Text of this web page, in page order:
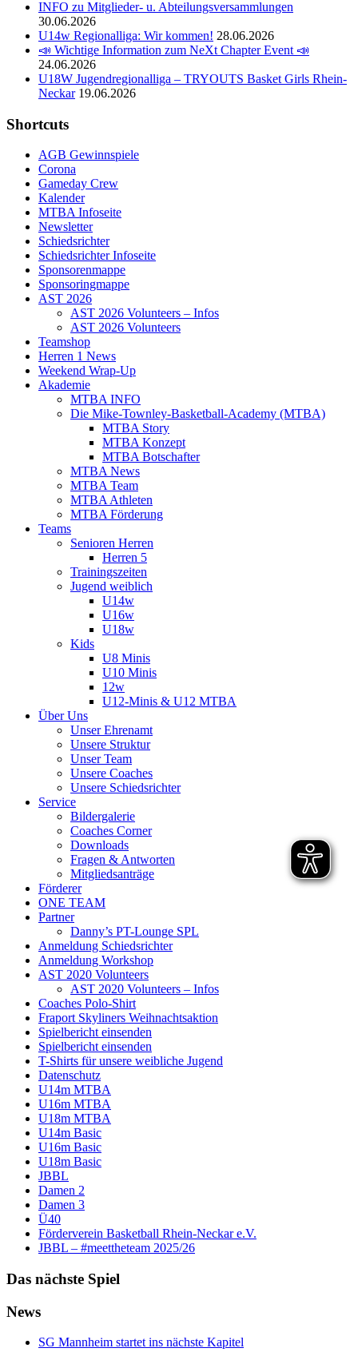
INFO zu Mitglieder- u. Abteilungsversammlungen
30.06.2026
U14w Regionalliga: Wir kommen! 28.06.2026
📣 Wichtige Information zum NeXt Chapter Event 📣
24.06.2026
U18W Jugendregionalliga – TRYOUTS Basket Girls Rhein-
Neckar 19.06.2026
Shortcuts
AGB Gewinnspiele
Corona
Gameday Crew
Kalender
MTBA Infoseite
Newsletter
Schiedsrichter
Schiedsrichter Infoseite
Sponsorenmappe
Sponsoringmappe
AST 2026
AST 2026 Volunteers – Infos
AST 2026 Volunteers
Teamshop
Herren 1 News
Weekend Wrap-Up
Akademie
MTBA INFO
Die Mike-Townley-Basketball-Academy (MTBA)
MTBA Story
MTBA Konzept
MTBA Botschafter
MTBA News
MTBA Team
MTBA Athleten
MTBA Förderung
Teams
Senioren Herren
Herren 5
Trainingszeiten
Jugend weiblich
U14w
U16w
U18w
Kids
U8 Minis
U10 Minis
12w
U12-Minis & U12 MTBA
Über Uns
Unser Ehrenamt
Unsere Struktur
Unser Team
Unsere Coaches
Unsere Schiedsrichter
Service
Bildergalerie
Coaches Corner
Downloads
Fragen & Antworten
Mitgliedsanträge
Förderer
ONE TEAM
Partner
Danny’s PT-Lounge SPL
Anmeldung Schiedsrichter
Anmeldung Workshop
AST 2020 Volunteers
AST 2020 Volunteers – Infos
Coaches Polo-Shirt
Fraport Skyliners Weihnachtsaktion
Spielbericht einsenden
Spielbericht einsenden
T-Shirts für unsere weibliche Jugend
Datenschutz
U14m MTBA
U16m MTBA
U18m MTBA
U14m Basic
U16m Basic
U18m Basic
JBBL
Damen 2
Damen 3
Ü40
Förderverein Basketball Rhein-Neckar e.V.
JBBL – #meettheteam 2025/26
Das nächste Spiel
News
SG Mannheim startet ins nächste Kapitel